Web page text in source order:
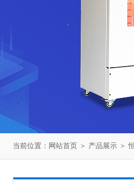
当前位置： 网站首页 ＞ 产品展示 ＞